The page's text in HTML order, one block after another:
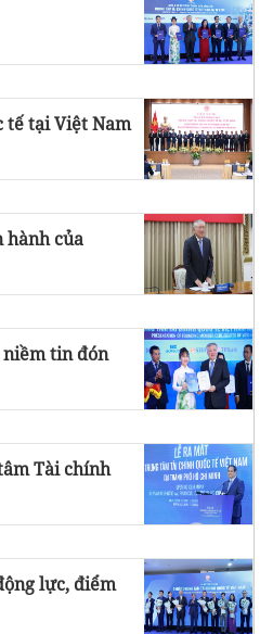
tế tại Việt Nam
hành của
niềm tin đón
Tài chính
lực, điểm